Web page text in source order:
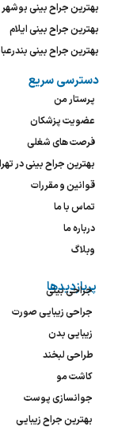
بهترین جراح بینی بوشهر
بهترین جراح بینی ایلام
بهترین جراح بینی
دسترسی سریع
پرستار من
عضویت پزشکان
فرصت های شغلی
بهترین جراح بینی در
قوانین و مقررات
تماس با ما
درباره ما
وبلاگ
پربازدیدها
جراحی بینی
جراحی زیبایی صورت
زیبایی بدن
طراحی لبخند
کاشت مو
جوانسازی پوست
بهترین جراح زیبایی